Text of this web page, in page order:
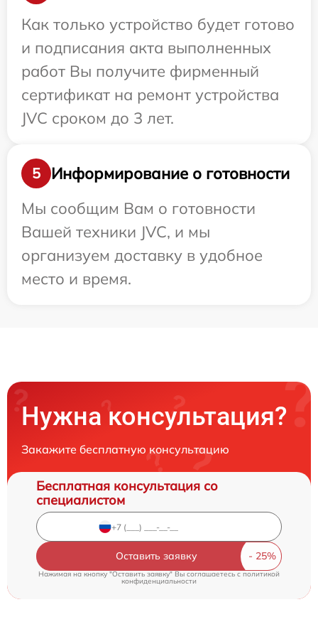
Как только устройство будет готово
и подписания акта выполненных
работ Вы получите фирменный
сертификат на ремонт устройства
JVC сроком до 3 лет.
5
Информирование о готовности
Мы сообщим Вам о готовности
Вашей техники JVC, и мы
организуем доставку в удобное
место и время.
Нужна консультация?
Закажите бесплатную консультацию
Бесплатная консультация со
специалистом
Оставить заявку
Нажимая на кнопку "Оставить заявку" Вы соглашаетесь cполитикой
конфиденциальности